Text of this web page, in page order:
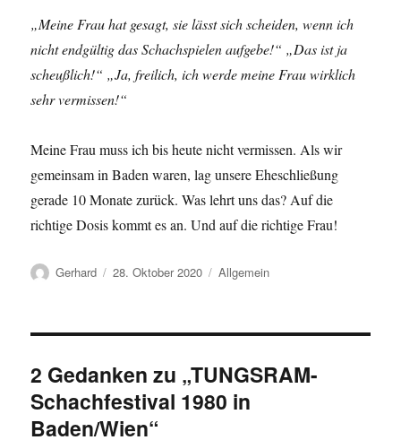
„Meine Frau hat gesagt, sie lässt sich scheiden, wenn ich
nicht endgültig das Schachspielen aufgebe!“ „Das ist ja
scheußlich!“ „Ja, freilich, ich werde meine Frau wirklich
sehr vermissen!“
Meine Frau muss ich bis heute nicht vermissen. Als wir
gemeinsam in Baden waren, lag unsere Eheschließung
gerade 10 Monate zurück. Was lehrt uns das? Auf die
richtige Dosis kommt es an. Und auf die richtige Frau!
Autor
Gerhard
Veröffentlicht
28. Oktober 2020 Kategorien
Allgemein
2 Gedanken zu „TUNGSRAM-
Schachfestival 1980 in
Baden/Wien“